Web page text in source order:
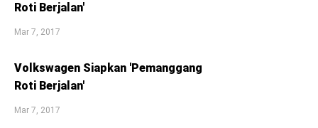
Roti Berjalan'
Mar 7, 2017
Volkswagen Siapkan 'Pemanggang
Roti Berjalan'
Mar 7, 2017